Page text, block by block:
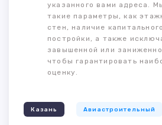
указанного вами адреса.
такие параметры, как
стен, наличие
постройки, а также
завышенной или
чтобы гарантировать
оценку.
Казань Авиастроительный